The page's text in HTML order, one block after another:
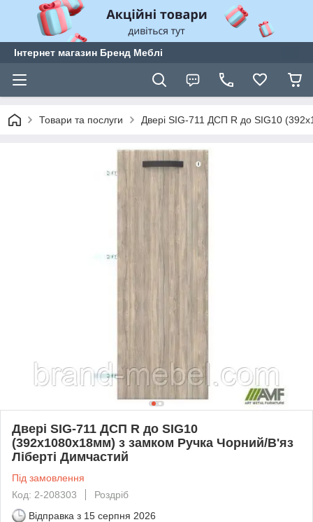
Інтернет магазин Бренд Меблі
Товари та послуги Двері SIG-711 ДСП R до SIG10
Двері SIG-711 ДСП R до SIG10
(392х1080х18мм) з замком Ручка Чорний/В'яз
Ліберті Димчастий
Під замовлення
Код: 2-208303
Роздріб
Відправка з 15 серпня 2026